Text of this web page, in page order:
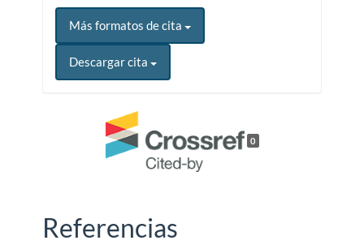
Más formatos de cita
Descargar cita
0
Referencias